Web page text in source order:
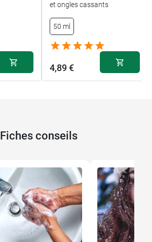
et ongles cassants
50 ml
4,89 €
Fiches conseils